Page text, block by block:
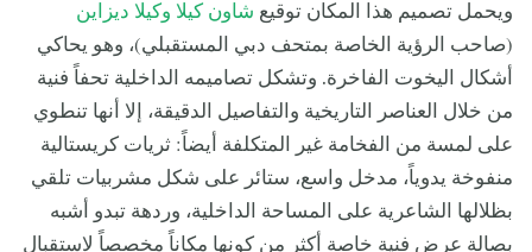
ويحمل تصميم هذا المكان توقيع شاون كيلا وكيلا ديزاين
(صاحب الرؤية الخاصة بمتحف دبي المستقبلي)، وهو يحاكي
أشكال اليخوت الفاخرة. وتشكل تصاميمه الداخلية تحفاً فنية
من خلال العناصر التاريخية والتفاصيل الدقيقة، إلا أنها تنطوي
على لمسة من الفخامة غير المتكلفة أيضاً: ثريات كريستالية
منفوخة يدوياً، مدخل واسع، ستائر على شكل مشربيات تلقي
بظلالها الشاعرية على المساحة الداخلية، وردهة تبدو أشبه
بصالة عرض فنية خاصة أكثر من كونها مكاناً مخصصاً لاستقبال